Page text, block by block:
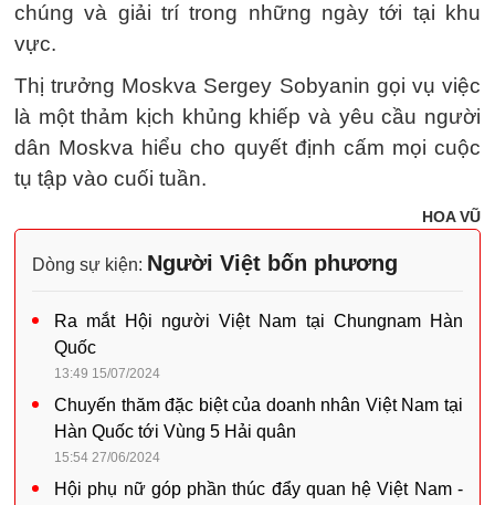
chúng và giải trí trong những ngày tới tại khu
vực.
Thị trưởng Moskva Sergey Sobyanin gọi vụ việc
là một thảm kịch khủng khiếp và yêu cầu người
dân Moskva hiểu cho quyết định cấm mọi cuộc
tụ tập vào cuối tuần.
HOA VŨ
Dòng sự kiện: Người Việt bốn phương
Ra mắt Hội người Việt Nam tại Chungnam Hàn
Quốc
13:49 15/07/2024
Chuyến thăm đặc biệt của doanh nhân Việt Nam tại
Hàn Quốc tới Vùng 5 Hải quân
15:54 27/06/2024
Hội phụ nữ góp phần thúc đẩy quan hệ Việt Nam -